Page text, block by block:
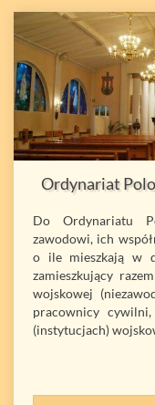
Ordynariat
Do Ordynariatu
zawodowi, ich
o ile mieszkają w
zamieszkujący
wojskowej
pracownicy
(instytucjach)